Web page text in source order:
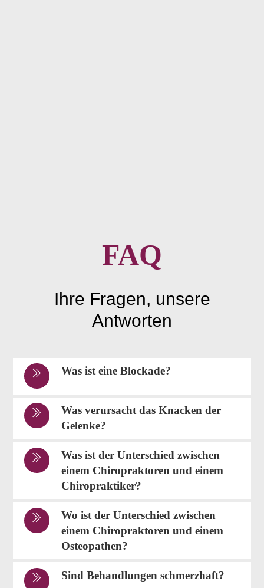
FAQ
Ihre Fragen, unsere
Antworten
Was ist eine Blockade?
Was verursacht das Knacken der
Gelenke?
Was ist der Unterschied zwischen
einem Chiropraktoren und einem
Chiropraktiker?
Wo ist der Unterschied zwischen
einem Chiropraktoren und einem
Osteopathen?
Sind Behandlungen schmerzhaft?